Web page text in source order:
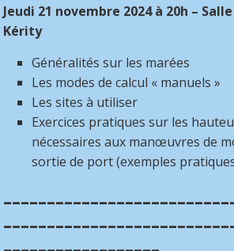
Jeudi 21 novembre 2024 à 20h –
Kérity
Généralités sur les marées
Les modes de calcul « manuels »
Les sites à utiliser
Exercices pratiques sur les
nécessaires aux manœuvres de
sortie de port (exemples